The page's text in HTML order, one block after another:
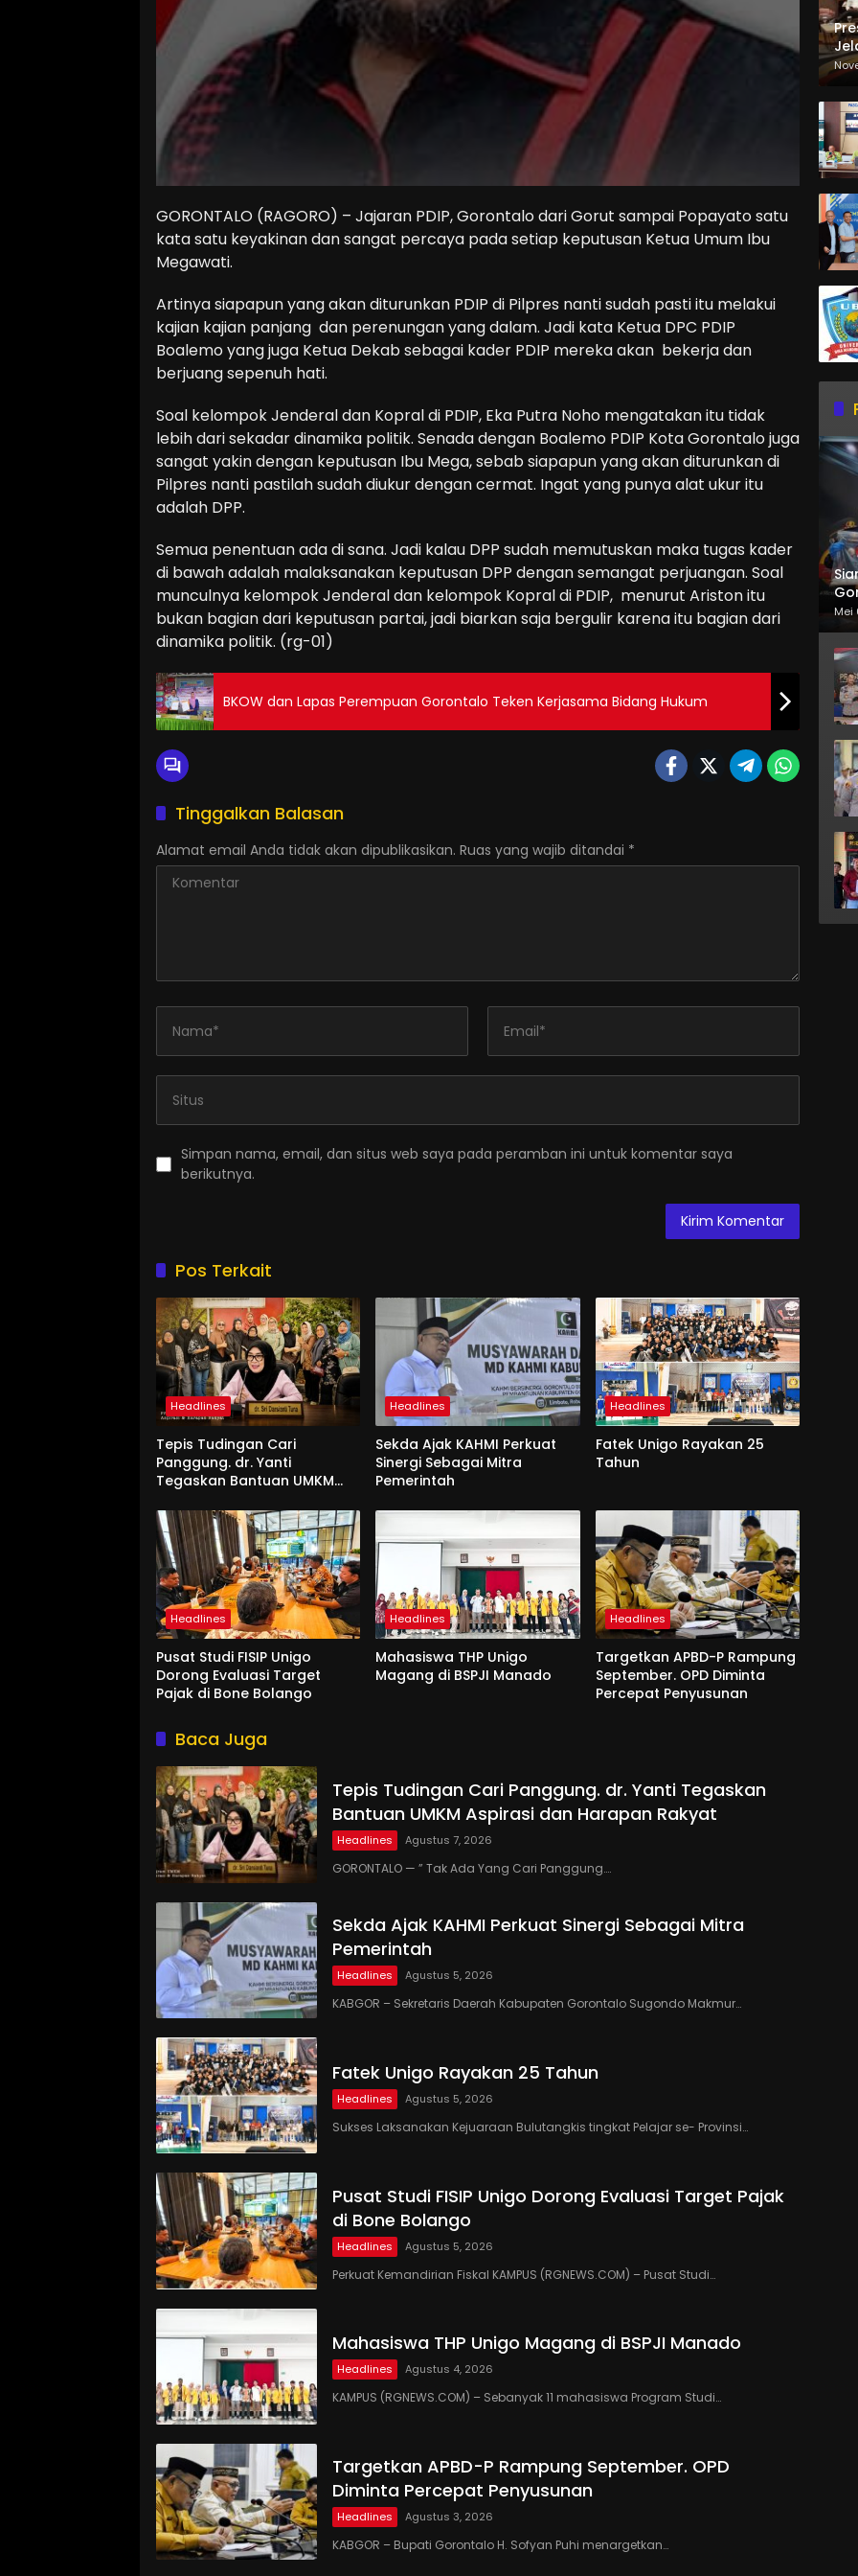
GORONTALO (RAGORO) – Jajaran PDIP, Gorontalo dari Gorut sampai Popayato satu
kata satu keyakinan dan sangat percaya pada setiap keputusan Ketua Umum Ibu
Megawati.
Artinya siapapun yang akan diturunkan PDIP di Pilpres nanti sudah pasti itu melakui
kajian kajian panjang dan perenungan yang dalam. Jadi kata Ketua DPC PDIP
Boalemo yang juga Ketua Dekab sebagai kader PDIP mereka akan bekerja dan
berjuang sepenuh hati.
Soal kelompok Jenderal dan Kopral di PDIP, Eka Putra Noho mengatakan itu tidak
lebih dari sekadar dinamika politik. Senada dengan Boalemo PDIP Kota Gorontalo juga
sangat yakin dengan keputusan Ibu Mega, sebab siapapun yang akan diturunkan di
Pilpres nanti pastilah sudah diukur dengan cermat. Ingat yang punya alat ukur itu
adalah DPP.
Semua penentuan ada di sana. Jadi kalau DPP sudah memutuskan maka tugas kader
di bawah adalah malaksanakan keputusan DPP dengan semangat perjuangan. Soal
munculnya kelompok Jenderal dan kelompok Kopral di PDIP, menurut Ariston itu
bukan bagian dari keputusan partai, jadi biarkan saja bergulir karena itu bagian dari
dinamika politik. (rg-01)
BKOW dan Lapas Perempuan Gorontalo Teken Kerjasama Bidang Hukum
Tinggalkan Balasan
Alamat email Anda tidak akan dipublikasikan. Ruas yang wajib ditandai *
Simpan nama, email, dan situs web saya pada peramban ini untuk komentar saya
berikutnya.
Pos Terkait
Headlines
Tepis Tudingan Cari
Panggung. dr. Yanti
Tegaskan Bantuan UMKM
Rakyat
Headlines
Sekda Ajak KAHMI Perkuat
Sinergi Sebagai Mitra
Pemerintah
Headlines
Fatek Unigo Rayakan 25
Tahun
Headlines
Pusat Studi FISIP Unigo
Dorong Evaluasi Target
Pajak di Bone Bolango
Headlines
Mahasiswa THP Unigo
Magang di BSPJI Manado
Headlines
Targetkan APBD-P Rampung
September. OPD Diminta
Percepat Penyusunan
Baca Juga
Tepis Tudingan Cari Panggung. dr. Yanti Tegaskan
Bantuan UMKM Aspirasi dan Harapan Rakyat
Headlines Agustus 7, 2026
GORONTALO — ” Tak Ada Yang Cari Panggung….
Sekda Ajak KAHMI Perkuat Sinergi Sebagai Mitra
Pemerintah
Headlines Agustus 5, 2026
KABGOR – Sekretaris Daerah Kabupaten Gorontalo Sugondo Makmur…
Fatek Unigo Rayakan 25 Tahun
Headlines Agustus 5, 2026
Sukses Laksanakan Kejuaraan Bulutangkis tingkat Pelajar se- Provinsi…
Pusat Studi FISIP Unigo Dorong Evaluasi Target Pajak
di Bone Bolango
Headlines Agustus 5, 2026
Perkuat Kemandirian Fiskal KAMPUS (RGNEWS.COM) – Pusat Studi…
Mahasiswa THP Unigo Magang di BSPJI Manado
Headlines Agustus 4, 2026
KAMPUS (RGNEWS.COM) – Sebanyak 11 mahasiswa Program Studi…
Targetkan APBD-P Rampung September. OPD
Diminta Percepat Penyusunan
Headlines Agustus 3, 2026
KABGOR – Bupati Gorontalo H. Sofyan Puhi menargetkan…
Mei